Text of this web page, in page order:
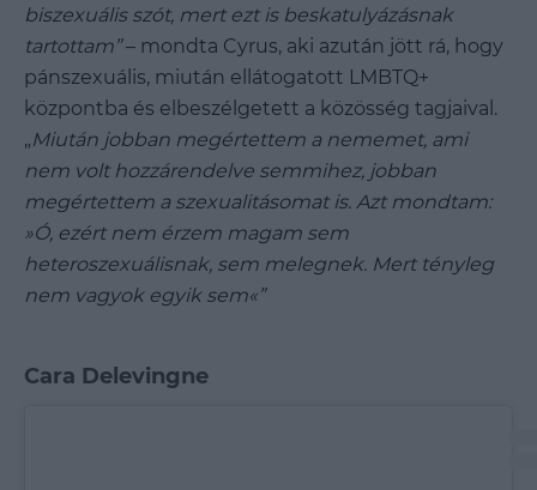
biszexuális szót, mert ezt is beskatulyázásnak
tartottam”– mondta Cyrus, aki azután jött rá, hogy
pánszexuális, miután ellátogatott LMBTQ+
központba és elbeszélgetett a közösség tagjaival.
„Miután jobban megértettem a nememet, ami
nem volt hozzárendelve semmihez, jobban
megértettem a szexualitásomat is. Azt mondtam:
»Ó, ezért nem érzem magam sem
heteroszexuálisnak, sem melegnek. Mert tényleg
nem vagyok egyik sem«”
Cara Delevingne